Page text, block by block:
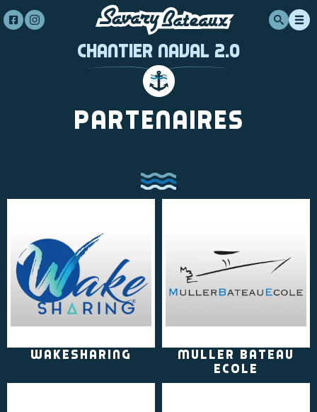
Chantier Naval 2.0
Partenaires
WakeSharing
Muller Bateau
Ecole